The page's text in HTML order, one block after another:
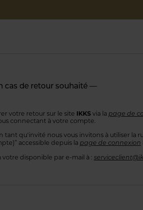
cas de retour souhaité —
votre retour sur le site IKKSvia la page de
connectant à votre compte.
tant qu'invité nous vous invitons à utiliserla
accessible depuis la page de connexion
votre disponible par e-mail à :